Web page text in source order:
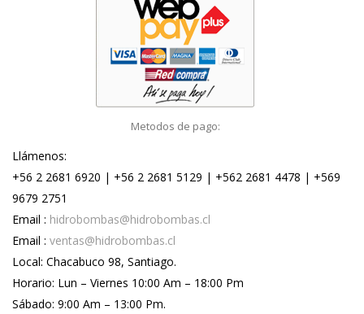
Metodos de pago:
Llámenos:
+56 2 2681 6920 | +56 2 2681 5129 | +562 2681 4478 | +569
9679 2751
Email : hidrobombas@hidrobombas.cl
Email : ventas@hidrobombas.cl
Local: Chacabuco 98, Santiago.
Horario: Lun – Viernes 10:00 Am – 18:00 Pm
Sábado: 9:00 Am – 13:00 Pm.